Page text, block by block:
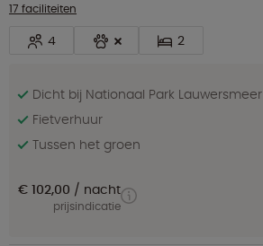
17 faciliteiten
4 2
Dicht bij Nationaal Park Lauwersmeer
Fietverhuur
Tussen het groen
€ 102,00 nacht
prijsindicatie